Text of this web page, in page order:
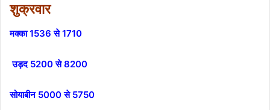
शुक्रवार
मक्का 1536 से 1710
उड़द 5200 से 8200
सोयाबीन 5000 से 5750